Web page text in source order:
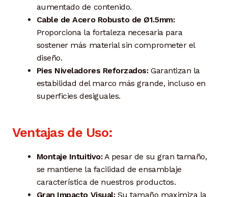
aumentado de contenido.
Cable de Acero Robusto de Ø1.5mm:
Proporciona la fortaleza necesaria para
sostener más material sin comprometer el
diseño.
Pies Niveladores Reforzados:Garantizan la
estabilidad del marco más grande, incluso en
superficies desiguales.
Ventajas de Uso:
Montaje Intuitivo:A pesar de su gran tamaño,
se mantiene la facilidad de ensamblaje
característica de nuestros productos.
Gran Impacto Visual:Su tamaño maximiza la